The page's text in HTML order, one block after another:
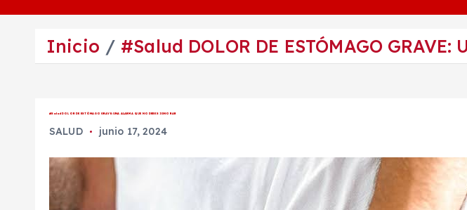
Inicio #Salud DOLOR DE ESTÓMAGO GRAVE:
#Salud DOLOR DE ESTÓMAGO GRAVE: UNA ALARMA QUE NO DEBES IGNORAR
SALUD junio 17, 2024